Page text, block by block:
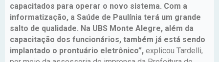
capacitados para operar o novo sistema. Com a
informatização, a Saúde de Paulínia terá um grande
salto de qualidade. Na UBS Monte Alegre, além da
capacitação dos funcionários, também já está sendo
implantado o prontuário eletrônico”, explicou Tardelli,